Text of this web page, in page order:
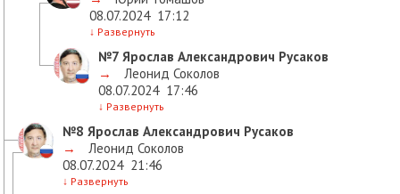
08.07.2024 17:12
↓ Развернуть
№7 Ярослав Александрович Русаков
→
Леонид Соколов
08.07.2024 17:46
↓ Развернуть
№8 Ярослав Александрович Русаков
→
Леонид Соколов
08.07.2024 21:46
↓ Развернуть